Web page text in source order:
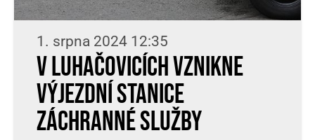
1. srpna 2024 12:35
V Luhačovicích vznikne
výjezdní stanice
záchranné služby